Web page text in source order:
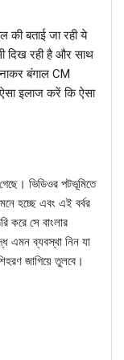
and put them
relevant
‘West
led us to the
Facebook
की बताई जा रही ये
दिख रही है और साथ
बंगाल CM
इलाज करें कि ऐसा
গেছে। ভিডিওর পটভূমিতে
হচ্ছে এবং এই বর্বর
করে সে বাংলার
এমন ব্যবস্থা নিন যা
জাগিয়ে তুলবে।